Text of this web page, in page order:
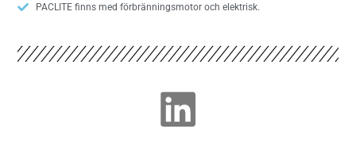
PACLITE finns med förbränningsmotor och elektrisk.